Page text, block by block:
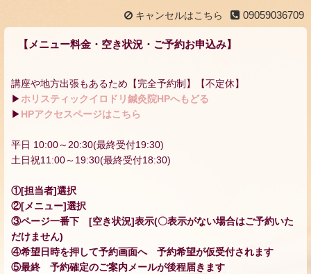
キャンセルはこちら 09059036709
【メニュー料金・空き状況・ご予約お申込み】
講座や地方出張もあるため【完全予約制】【不定休】
▶ ホリスティックイロドリ鍼灸院HPへもどる
▶ HPアクセスページはこちら
平日 10:00～20:30(最終受付19:30)
土日祝11:00～19:30(最終受付18:30)
①[担当者]選択
②[メニュー]選択
③ページ一番下 [空き状況]表示(〇表示がない場合はご予約いた
だけません)
④希望日時を押して予約画面へ 予約希望が仮受付されます
⑤最終 予約確定のご案内メールが後程届きます